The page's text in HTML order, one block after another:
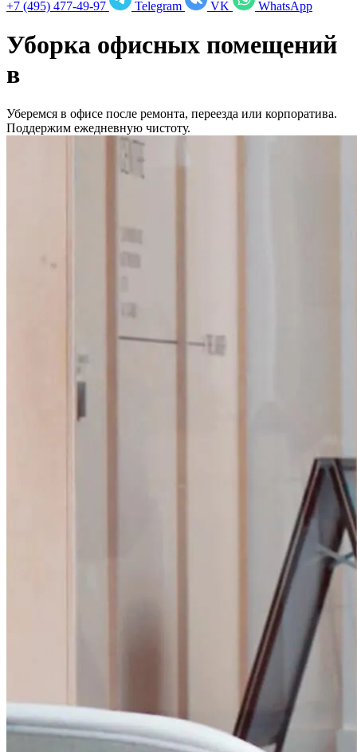
+7 (495) 477-49-97 Telegram VK WhatsApp
Уборка офисных помещений
в
Уберемся в офисе после ремонта, переезда или корпоратива.
Поддержим ежедневную чистоту.